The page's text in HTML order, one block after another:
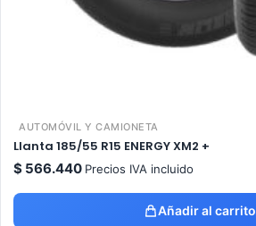
AUTOMÓVIL Y CAMIONETA
Llanta 185/55 R15 ENERGY XM2 +
$ 566.440 Precios IVA incluido
Añadir al carrito